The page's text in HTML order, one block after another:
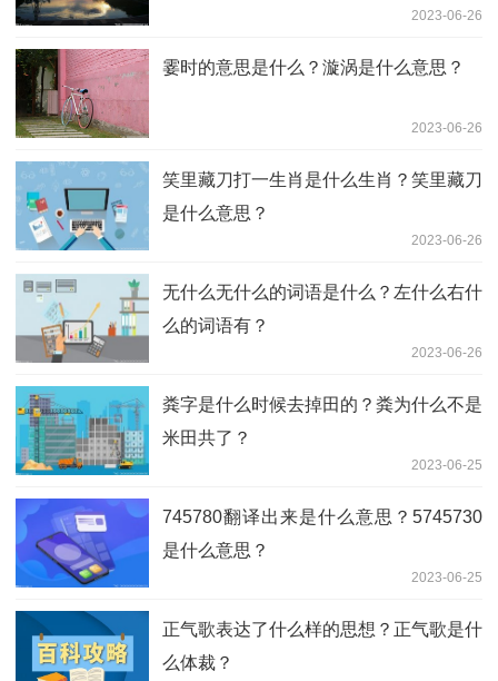
2023-06-26
霎时的意思是什么？漩涡是什么意思？
2023-06-26
笑里藏刀打一生肖是什么生肖？笑里藏刀
是什么意思？
2023-06-26
无什么无什么的词语是什么？左什么右什
么的词语有？
2023-06-26
粪字是什么时候去掉田的？粪为什么不是
米田共了？
2023-06-25
745780翻译出来是什么意思？5745730
是什么意思？
2023-06-25
正气歌表达了什么样的思想？正气歌是什
么体裁？